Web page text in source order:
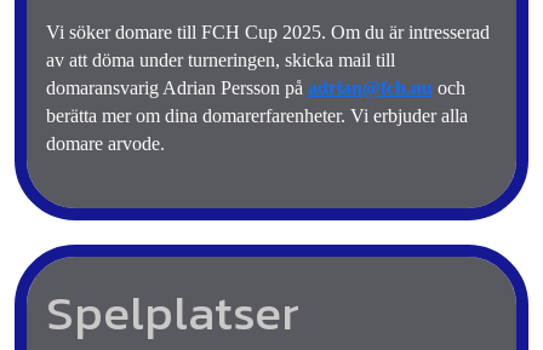
Vi söker domare till FCH Cup 2025. Om du är intresserad
av att döma under turneringen, skicka mail till
domaransvarig Adrian Persson på adrian@fch.nu och
berätta mer om dina domarerfarenheter. Vi erbjuder alla
domare arvode.
Spelplatser